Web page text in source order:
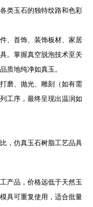
类玉石的独特纹路和色彩
、首饰、装饰板材、家居
。掌握真空脱泡技术至关
质地纯净如真玉。
磨、抛光、雕刻（如有需
工序，最终呈现出温润如
，仿真玉石树脂工艺品具
产品，价格远低于天然玉
具可重复使用，适合批量